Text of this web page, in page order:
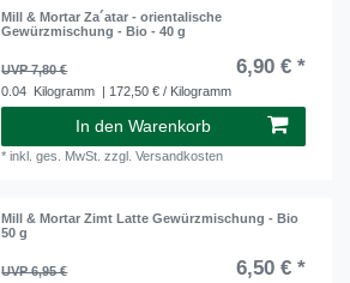
Mill & Mortar Za´atar - orientalische
Gewürzmischung - Bio - 40 g
UVP 7,80 € 6,90 € *
0.04 Kilogramm | 172,50 € / Kilogramm
In den Warenkorb
*inkl. ges. MwSt. zzgl.Versandkosten
Mill & Mortar Zimt Latte Gewürzmischung - Bio
50 g
UVP 6,95 € 6,50 € *